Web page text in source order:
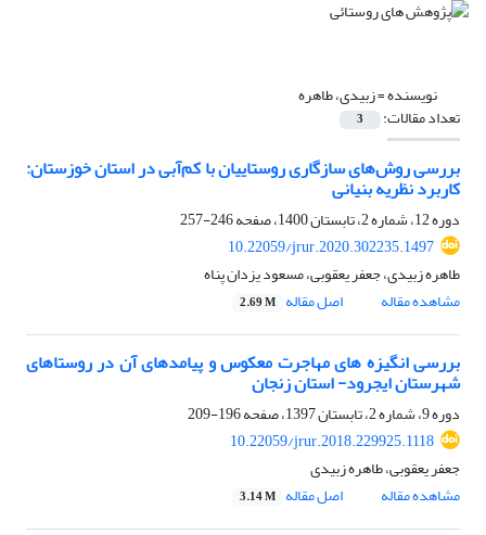
نویسنده =زبیدی، طاهره
تعداد مقالات: 3
بررسی روش‌های سازگاری روستاییان با کم‌آبی در استان خوزستان:
کاربرد نظریه بنیانی
دوره 12، شماره 2، تابستان 1400، صفحه
246-257
10.22059/jrur.2020.302235.1497
طاهره زبیدی، جعفر یعقوبی، مسعود یزدان پناه
مشاهده مقاله
اصل مقاله 2.69 M
بررسی انگیزه های مهاجرت معکوس و پیامدهای آن در روستاهای
شهرستان ایجرود- استان زنجان
دوره 9، شماره 2، تابستان 1397، صفحه
196-209
10.22059/jrur.2018.229925.1118
جعفر یعقوبی، طاهره زبیدی
مشاهده مقاله
اصل مقاله 3.14 M